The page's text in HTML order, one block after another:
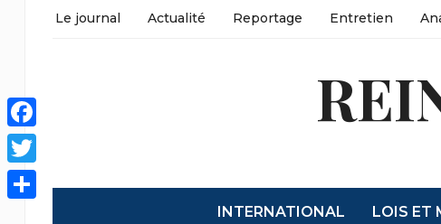
Le journal Actualité Reportage Entretien
INTERNATIONAL LOIS ET
Facebook
Twitter